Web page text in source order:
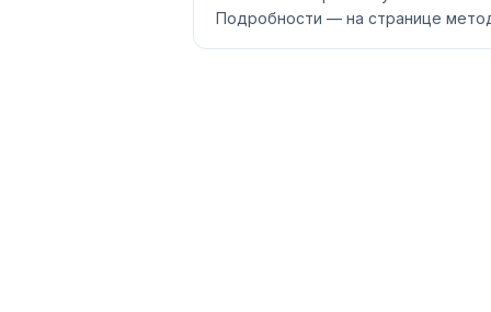
Подробности — на странице